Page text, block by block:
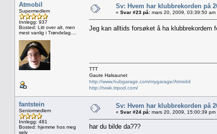
Atmobil
Supermedlem
Innlegg: 937
Bosted: Litt over alt, men
mest vanlig i Trøndelag....
Sv: Hvem har klubbrekorden på
« Svar #23 på: mars 20, 2009, 03:39:50 am
Jeg kan alltids forsøket å ha
TTT
Gaute Halsaunet
http://www.hubgarage.com/mygarage/Atmobil
http://tvwk.tripod.com/
fantstein
Seniormedlem
Innlegg: 481
Bosted: hjemme hos meg
selv
Sv: Hvem har klubbrekorden på
« Svar #24 på: mars 20, 2009, 15:00:39 pm
har du bilde da???